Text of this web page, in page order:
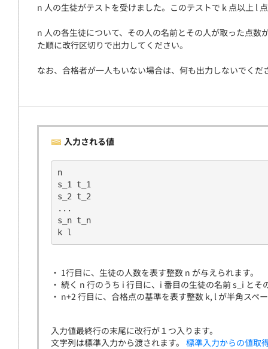
n 人の生徒がテストを受けました。このテストで k 点以上 l
n 人の各生徒について、その人の名前とその人が取った点
た順に改行区切りで出力してください。
なお、合格者が一人もいない場合は、何も出力しないでくだ
入力される値
n
s_1 t_1
s_2 t_2
...
s_n t_n
k l
・ 1行目に、生徒の人数を表す整数 n が与えられます。
・ 続く n 行のうち i 行目に、i 番目の生徒の名前 s_i と
・ n+2 行目に、合格点の基準を表す整数 k, l が半角スペ
入力値最終行の末尾に改行が１つ入ります。
文字列は標準入力から渡されます。 標準入力からの値取